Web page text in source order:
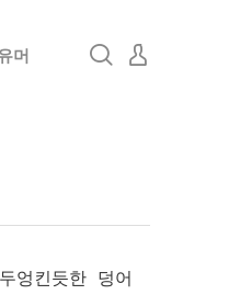
머
엉킨듯한 덩어